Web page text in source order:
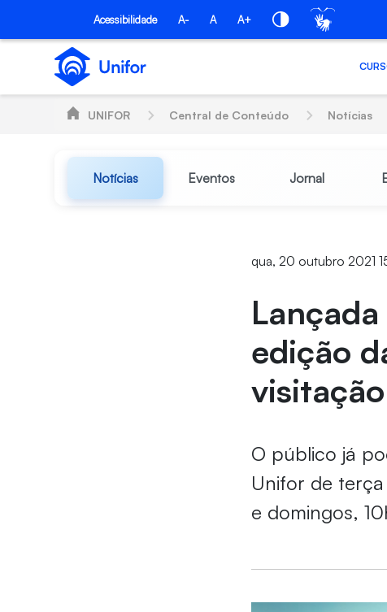
Pular para o Conteúdo principal
Acessibilidade A- A A+
UNIFOR Central de Conteúdo Notícias
Notícias Eventos Jornal
qua, 20 outubro 2021
edição
O público já
Unifor de
e domingos,